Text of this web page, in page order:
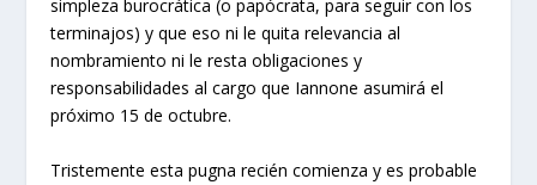
simpleza burocrática (o papócrata, para seguir con los
terminajos) y que eso ni le quita relevancia al
nombramiento ni le resta obligaciones y
responsabilidades al cargo que Iannone asumirá el
próximo 15 de octubre.
Tristemente esta pugna recién comienza y es probable